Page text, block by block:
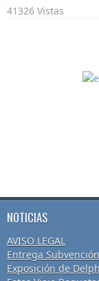
41326 Vistas
NOTICIAS
AVISO LEGAL
Entrega
Exposición de